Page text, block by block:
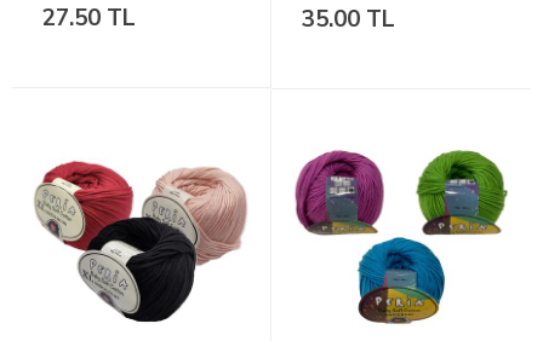
gr. 135 mt.
27.50 TL 35.00 TL